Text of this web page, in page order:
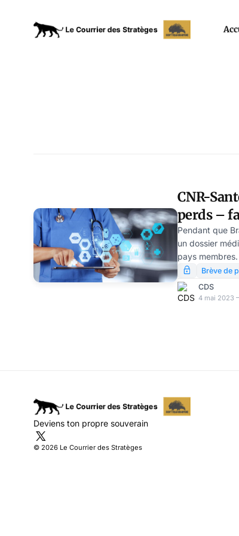
CNR-
perds –
Modeste
Pendant que
un dossier
pays membres.
Brève de
CDS
4 mai 2023
Deviens ton propre souverain
© 2026 Le Courrier des Stratèges